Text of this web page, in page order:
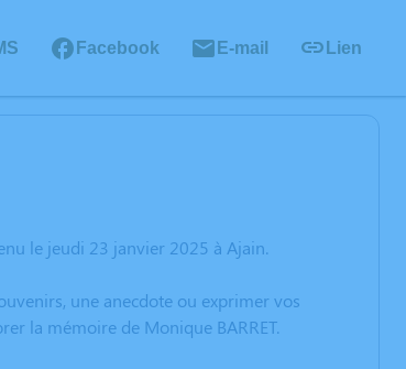
Facebook E-mail Lien
le jeudi 23 janvier 2025 à Ajain.
une anecdote ou exprimer vos
la mémoire de Monique BARRET.